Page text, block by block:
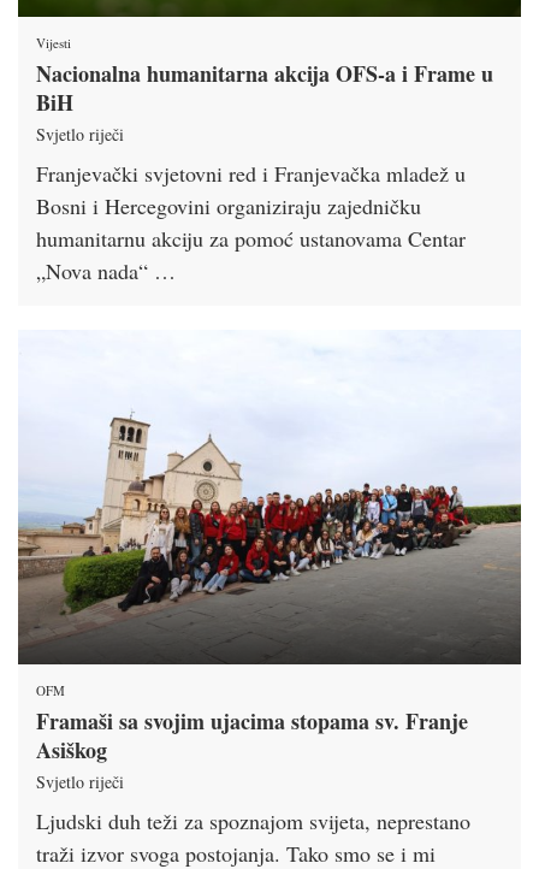
Vijesti
Nacionalna humanitarna akcija OFS-a i Frame u
BiH
Svjetlo riječi
Franjevački svjetovni red i Franjevačka mladež u
Bosni i Hercegovini organiziraju zajedničku
humanitarnu akciju za pomoć ustanovama Centar
„Nova nada“ …
OFM
Framaši sa svojim ujacima stopama sv. Franje
Asiškog
Svjetlo riječi
Ljudski duh teži za spoznajom svijeta, neprestano
traži izvor svoga postojanja. Tako smo se i mi